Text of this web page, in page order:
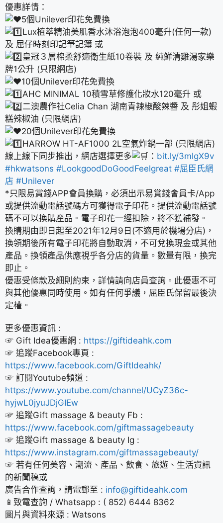
優惠詳情：
5個Unilever印花免費換
Lux植萃精油美肌香水沐浴泡泡400毫升(任何一款)
及 屈仔時刻印記筆記簿 或
皇冠３層棉柔舒適衛生紙10卷裝 及 純鮮清雞湯家樂
牌1公升 (只限網店)
10個Unilever印花免費換
AHC MINIMAL 10積雪草修護化妝水120毫升 或
二澳農作社Celia Chan 湖南青辣椒酸辣醬 及 彤姐蝦
糕辣椒油 (只限網店)
20個Unilever印花免費換
HARROW HT-AF1000 2L空氣炸鍋一部 (只限網店)
線上線下同步推出，網店選擇更多
： bit.ly/3mlgX9v
#hkwatsons #LookgoodDoGoodFeelgreat #屈臣氏網
店 #Unilever
*只限易賞錢APP會員換購，必須出示易賞錢會員卡/App
或提供流動電話號碼方可獲得電子印花。提供流動電話號
碼不可以換購產品。電子印花一經扣除，將不獲補發。
換購期由即日起至2021年12月9日(不適用於機場分店)，
換領期後所有電子印花將自動取消，不可兌換現金或其他
產品。換領產品供應視乎各分店的貨量。數量有限，換完
即止。
優惠受條款及細則約束，詳情請向店員查詢。此優惠不可
與其他優惠同時使用。如有任何爭議，屈臣氏保留最後決
定權。
更多優惠資訊 :
☞ Gift Idea優惠網 : https://giftideahk.com
☞ 追蹤Facebook專頁 :
https://www.facebook.com/GiftIdeahk/
☞ 訂閱Youtube頻道 :
https://www.youtube.com/channel/UCyZ36c-
hyjwL0jyuJDjGIEw
☞ 追蹤Gift massage & beauty Fb :
https://www.facebook.com/giftmassagebeauty
☞ 追蹤Gift massage & beauty Ig :
https://www.instagram.com/giftmassagebeauty/
☞ 若有任何美容、潮流、產品、飲食、旅遊、生活資訊
的新聞稿或
廣告合作查詢，請電郵至 : info@giftideahk.com
📱致電查詢 / Whatsapp : ( 852) 6444 8362
圖片與資料來源 : Watsons